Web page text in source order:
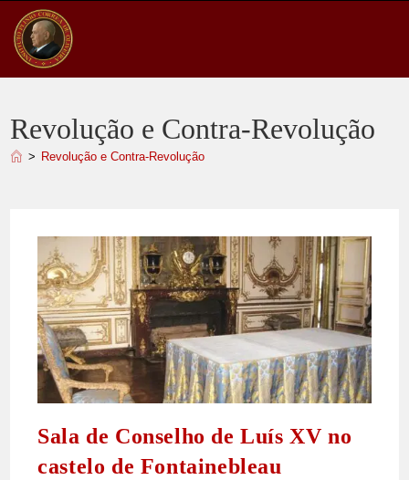
para
conteúdo
Revolução e Contra-Revolução
> Revolução e Contra-Revolução
Sala de Conselho de Luís XV no
castelo de Fontainebleau